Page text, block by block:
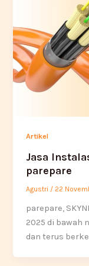
Artikel
Jasa
parepare
Agustri / 22
parepare,
2025 di bawah
dan terus